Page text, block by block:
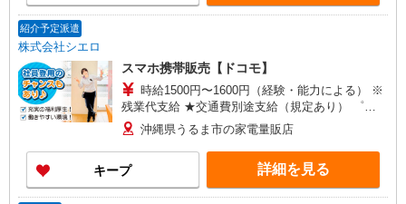
紹介予定派遣
株式会社シエロ
スマホ携帯販売【ドコモ】
時給1500円〜1600円（経験・能力による） ※
残業代支給 ★交通費別途支給（規定あり） ゜
+゜・。○。・゜+゜・。○。・゜+゜ 入社祝い金10
万円支給(規定有) お友達を紹介頂くと, インセンテ
ィブ支給(規定有) ★月2回払い・週払い可能（規程
有）★ ゜・。○。・゜+゜・。○。・゜+゜
沖縄県うるま市の家電量販店
キープ 詳細を見る